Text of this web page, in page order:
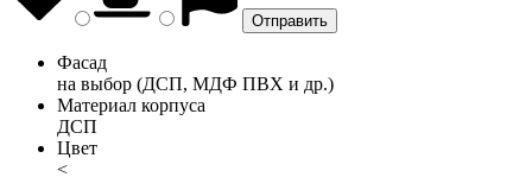
Фасад
на выбор (ДСП, МДФ ПВХ и др.)
Материал корпуса
ДСП
Цвет
<